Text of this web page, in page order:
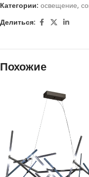
Категории: освещение,
Делиться:
Похожие